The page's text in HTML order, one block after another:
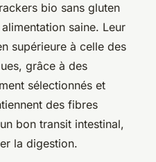
bio sans gluten
saine. Leur
supérieure à celle des
grâce à des
sélectionnés et
des fibres
bon transit intestinal,
la digestion.